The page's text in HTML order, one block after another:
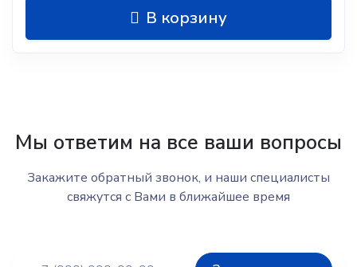
В корзину
Мы ответим на все ваши вопросы
Закажите обратный звонок, и наши специалисты
свяжутся с Вами в ближайшее время